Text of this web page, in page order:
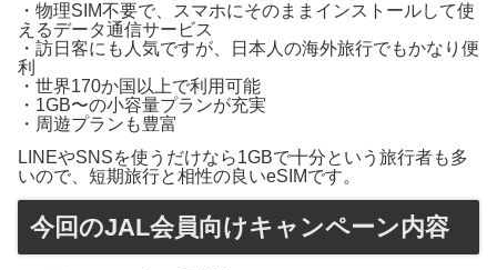
・物理SIM不要で、スマホにそのままインストールして使
えるデータ通信サービス
・訪日客にも人気ですが、日本人の海外旅行でもかなり便
利
・世界170か国以上で利用可能
・1GB〜の小容量プランが充実
・周遊プランも豊富
LINEやSNSを使うだけなら1GBで十分という旅行者も多
いので、短期旅行と相性の良いeSIMです。
今回のJAL会員向けキャンペーン内容